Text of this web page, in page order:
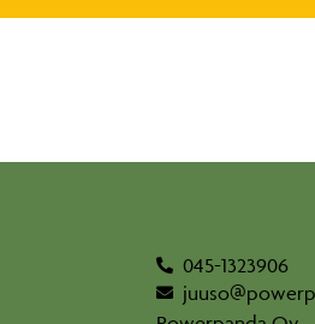
045-1323906